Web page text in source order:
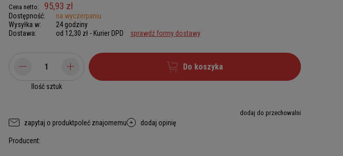
Cena netto: 95,93 zł
Dostępność:
na wyczerpaniu
Wysyłka w:
24 godziny
Dostawa:
od 12,30 zł - Kurier DPD sprawdź formy dostawy
Ilość sztuk
Do koszyka
dodaj do przechowalni
zapytaj o produktpoleć znajomemu dodaj opinię
Producent: